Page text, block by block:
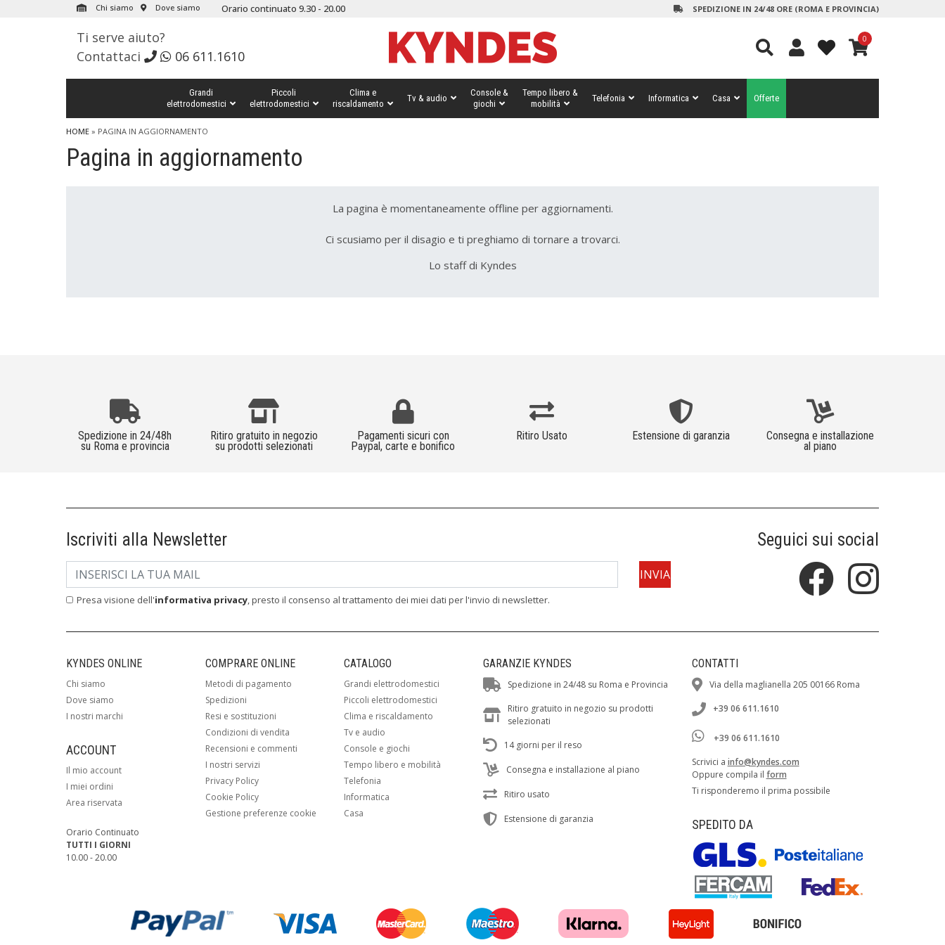
Chi siamo Dove siamo Orario continuato 9.30 - 20.00 SPEDIZIONE IN 24/48 ORE (ROMA E PROVINCIA)
Ti serve aiuto?
Contattaci
06 611.1610
0
Grandi
elettrodomestici
Piccoli
elettrodomestici
Clima e
riscaldamento
Tv & audio
Console &
giochi
Tempo libero &
mobilità
Telefonia Informatica Casa Offerte
HOME» PAGINA IN AGGIORNAMENTO
Pagina in aggiornamento
La pagina è momentaneamente offline per aggiornamenti.
Ci scusiamo per il disagio e ti preghiamo di tornare a trovarci.
Lo staff di Kyndes
Spedizione in 24/48h
su Roma e provincia
Ritiro gratuito in negozio
su prodotti selezionati
Pagamenti sicuri con
Paypal, carte e bonifico
Ritiro Usato Estensione di garanzia Consegna e installazione
al piano
Iscriviti alla Newsletter
Presa visione dell'informativa privacy, presto il consenso al trattamento dei miei dati per l'invio di newsletter.
Seguici sui social
KYNDES ONLINE
Chi siamo
Dove siamo
I nostri marchi
ACCOUNT
Il mio account
I miei ordini
Area riservata
Orario Continuato
TUTTI I GIORNI
10.00 - 20.00
COMPRARE ONLINE
Metodi di pagamento
Spedizioni
Resi e sostituzioni
Condizioni di vendita
Recensioni e commenti
I nostri servizi
Privacy Policy
Cookie Policy
Gestione preferenze cookie
CATALOGO
Grandi elettrodomestici
Piccoli elettrodomestici
Clima e riscaldamento
Tv e audio
Console e giochi
Tempo libero e mobilità
Telefonia
Informatica
Casa
GARANZIE KYNDES
Spedizione in 24/48 su Roma e Provincia
Ritiro gratuito in negozio su prodotti
selezionati
14 giorni per il reso
Consegna e installazione al piano
Ritiro usato
Estensione di garanzia
CONTATTI
Via della maglianella 205 00166 Roma
+39 06 611.1610
+39 06 611.1610
Scrivici a info@kyndes.com
Oppure compila il form
Ti risponderemo il prima possibile
SPEDITO DA